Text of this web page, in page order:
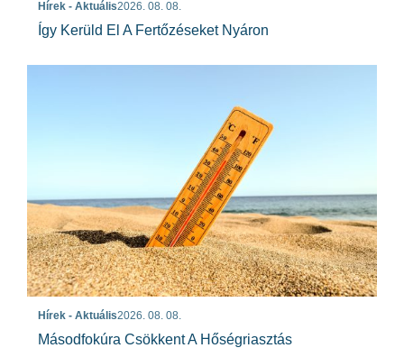
Hírek - Aktuális2026. 08. 08.
Így Kerüld El A Fertőzéseket Nyáron
Hírek - Aktuális2026. 08. 08.
Másodfokúra Csökkent A Hőségriasztás